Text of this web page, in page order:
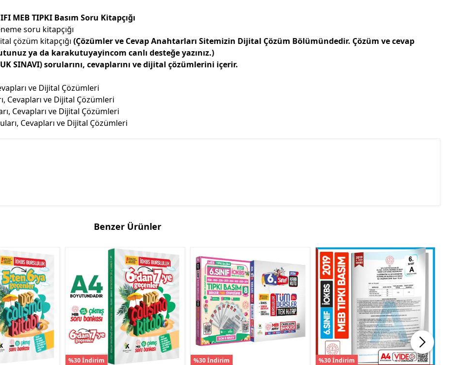
MEB TIPKI Basım Soru Kitapçığı
soru kitapçığı
çözüm kitapçığı (Çözümler ve Cevap Anahtarları Sitemizin Dijital Çözüm Bölümündedir. Çözüm ve cevap
ya da karakutuyayincom canlı desteğe yazınız.)
SINAVI) sorularını, cevaplarını ve dijital çözümlerini içerir.
ve Dijital Çözümleri
Cevapları ve Dijital Çözümleri
Cevapları ve Dijital Çözümleri
Cevapları ve Dijital Çözümleri
Benzer Ürünler
%30 İndirim %30 İndirim %30 İndirim